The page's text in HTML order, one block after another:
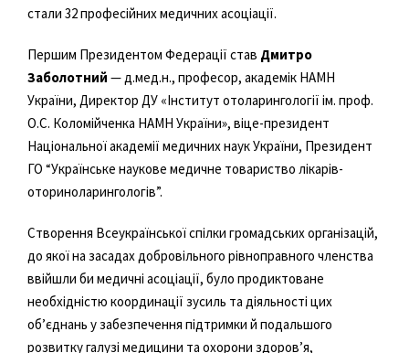
стали 32 професійних медичних асоціації.
Першим Президентом Федерації став Дмитро
Заболотний — д.мед.н., професор, академік НАМН
України, Директор ДУ «Інститут отоларингології ім. проф.
О.С. Коломійченка НАМН України», віце-президент
Національної академії медичних наук України, Президент
ГО “Українське наукове медичне товариство лікарів-
оториноларингологів”.
Створення Всеукраїнської спілки громадських організацій,
до якої на засадах добровільного рівноправного членства
ввійшли би медичні асоціації, було продиктоване
необхідністю координації зусиль та діяльності цих
об’єднань у забезпечення підтримки й подальшого
розвитку галузі медицини та охорони здоров’я,